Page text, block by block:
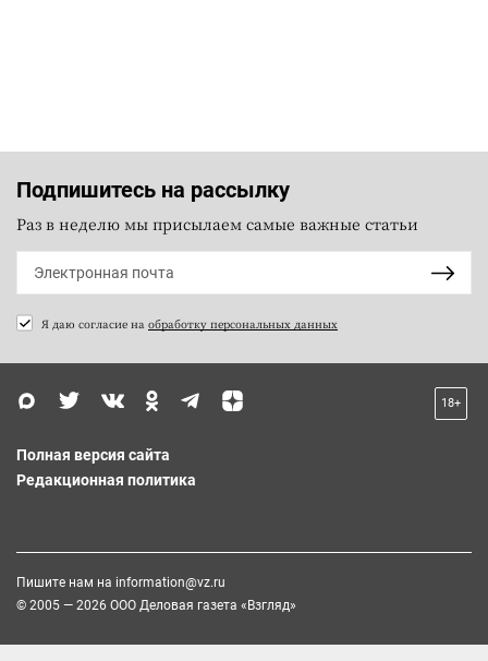
Подпишитесь на рассылку
Раз в неделю мы присылаем самые важные статьи
Я даю согласие на обработку персональных данных
18+
Полная версия сайта
Редакционная политика
Пишите нам на information@vz.ru
© 2005 — 2026 ООО Деловая газета «Взгляд»